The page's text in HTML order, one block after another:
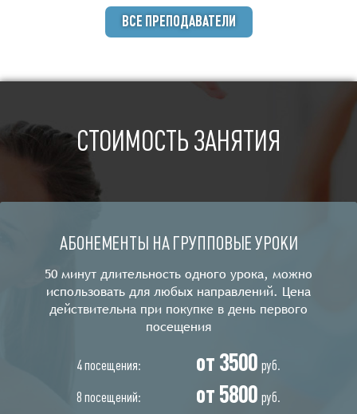
ВСЕ ПРЕПОДАВАТЕЛИ
СТОИМОСТЬ ЗАНЯТИЯ
АБОНЕМЕНТЫ НА ГРУППОВЫЕ УРОКИ
50 минут длительность одного урока, можно
использовать для любых направлений. Цена
действительна при покупке в день первого
посещения
4 посещения: от 3500 руб.
8 посещений:
от 5800 руб.